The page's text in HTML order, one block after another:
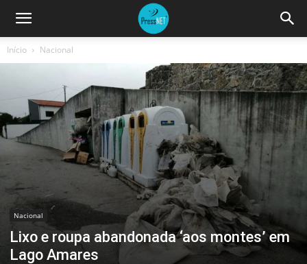
Início Nacional
Nacional
Lixo e roupa abandonada ‘aos montes’ em
Lago Amares